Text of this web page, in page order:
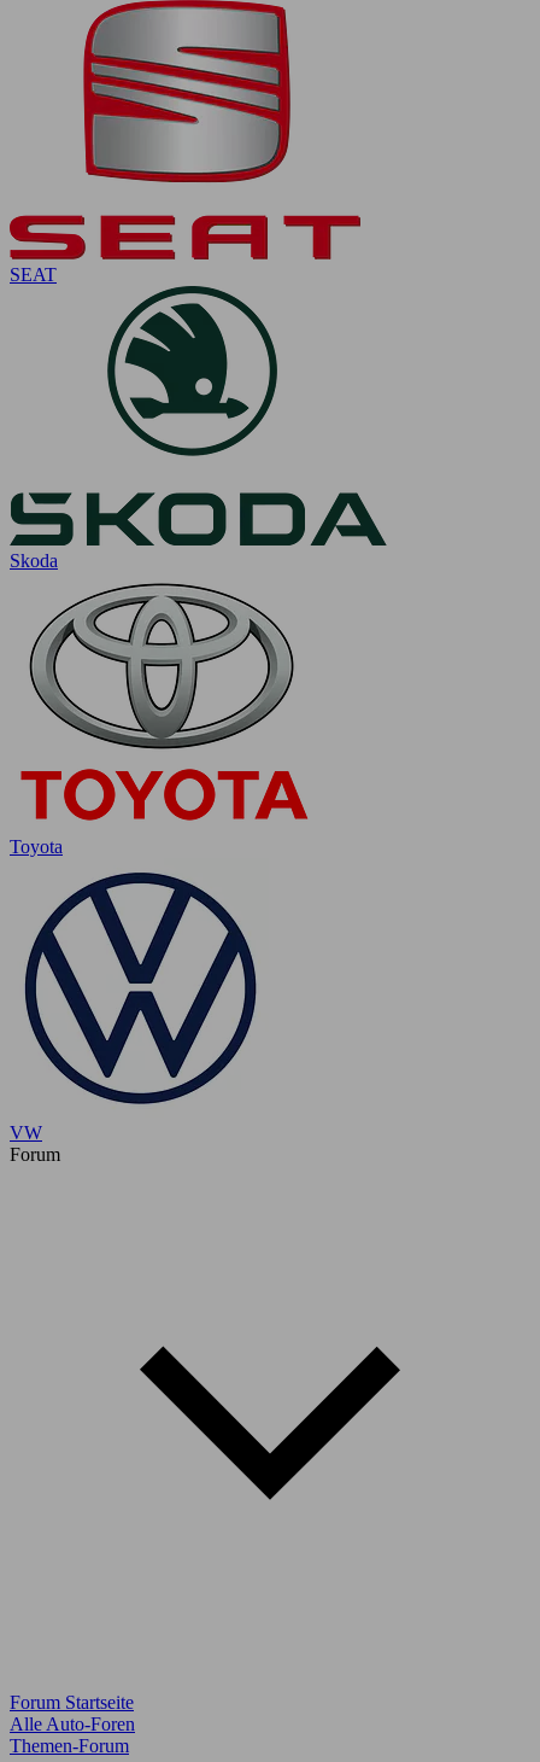
SEAT
Skoda
Toyota
VW
Forum
Forum Startseite
Alle Auto-Foren
Themen-Forum